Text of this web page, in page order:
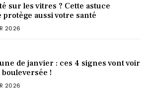
sur les vitres ? Cette astuce
protège aussi votre santé
2026
de janvier : ces 4 signes vont voir
!
2026